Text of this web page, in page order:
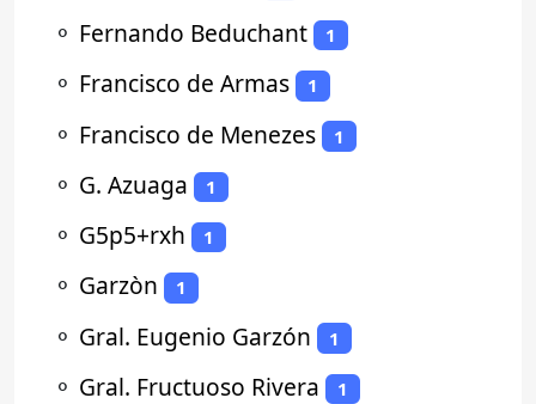
⚬ Fernando Beduchant 1
⚬ Francisco de Armas 1
⚬ Francisco de Menezes 1
⚬ G. Azuaga 1
⚬ G5p5+rxh 1
⚬ Garzòn 1
⚬ Gral. Eugenio Garzón 1
⚬ Gral. Fructuoso Rivera 1